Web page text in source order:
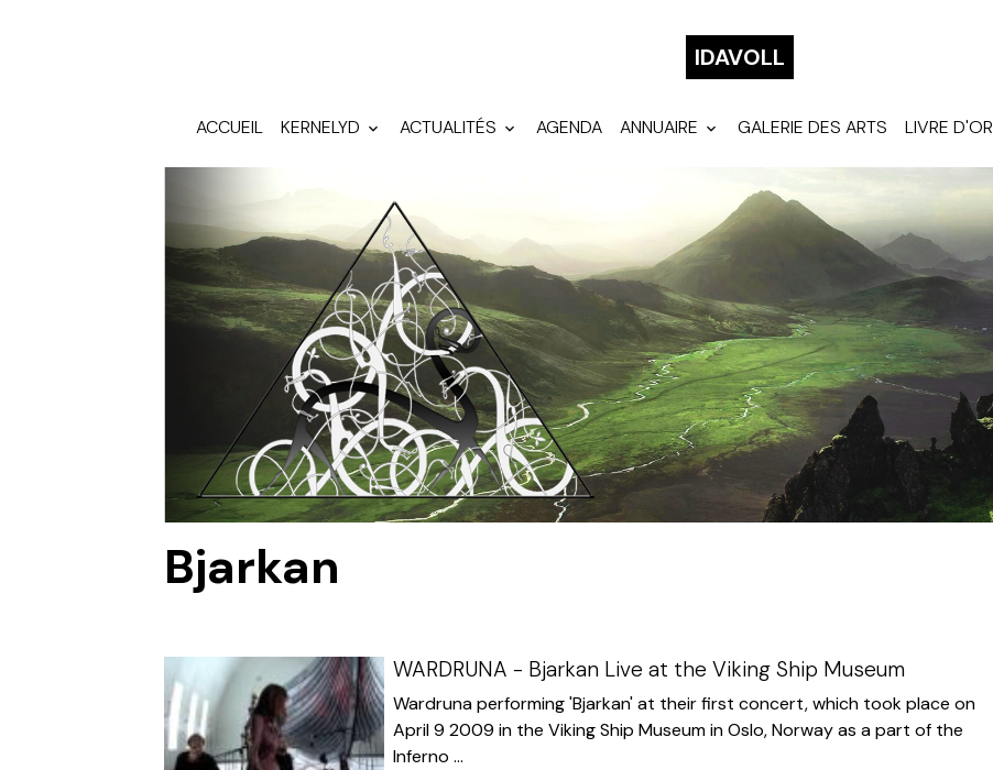
IDAVOLL
ACCUEIL KERNELYD ACTUALITÉS AGENDA ANNUAIRE GALERIE DES ARTS LIVRE D'OR
Bjarkan
WARDRUNA - Bjarkan Live at the Viking Ship Museum
Wardruna performing 'Bjarkan' at their first concert, which took place on
April 9 2009 in the Viking Ship Museum in Oslo, Norway as a part of the
Inferno ...